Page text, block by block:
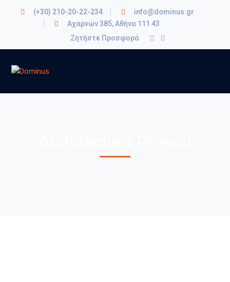
(+30) 210-20-22-234
info@dominus.gr
Αχαρνών 385, Αθήνα 111 43
Ζητήστε Προσφορά